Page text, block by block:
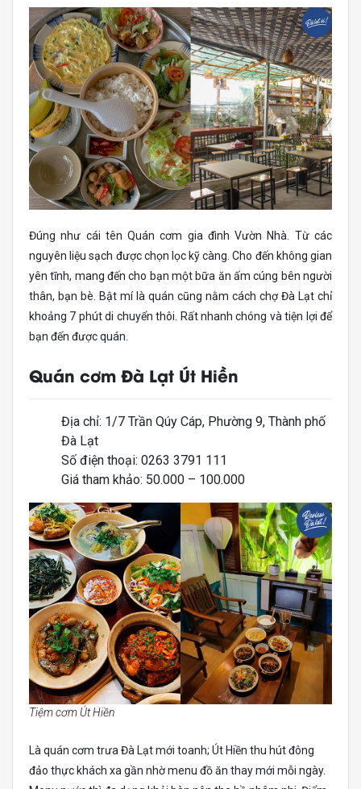
Đúng như cái tên Quán cơm gia đình Vườn Nhà. Từ các
nguyên liệu sạch được chọn lọc kỹ càng. Cho đến không gian
yên tĩnh, mang đến cho bạn một bữa ăn ấm cúng bên người
thân, bạn bè. Bật mí là quán cũng nằm cách chợ Đà Lạt chỉ
khoảng 7 phút di chuyển thôi. Rất nhanh chóng và tiện lợi để
bạn đến được quán.
Quán cơm Đà Lạt Út Hiền
Địa chỉ: 1/7 Trần Qúy Cáp, Phường 9, Thành phố
Đà Lạt
Số điện thoại: 0263 3791 111
Giá tham khảo: 50.000 – 100.000
Tiệm cơm Út Hiền
Là quán cơm trưa Đà Lạt mới toanh; Út Hiền thu hút đông
đảo thực khách xa gần nhờ menu đồ ăn thay mới mỗi ngày.